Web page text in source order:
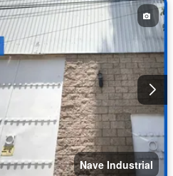
Nave Industrial